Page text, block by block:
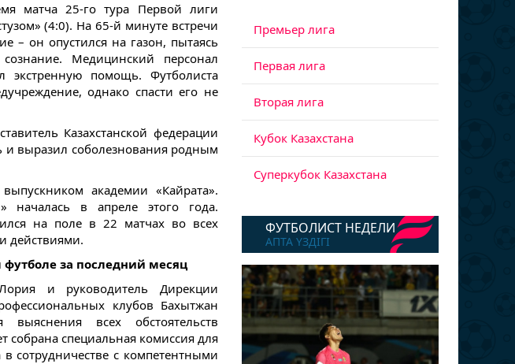
матча 25-го тура Первой лиги
(4:0). На 65-й минуте встречи
– он опустился на газон, пытаясь
Медицинский персонал
помощь. Футболиста
однако спасти его не
Казахстанской федерации
и выразил соболезнования родным
академии «Кайрата».
началась в апреле этого года.
на поле в 22 матчах во всех
действиями.
футболе за последний месяц
и руководитель Дирекции
клубов Бахытжан
всех обстоятельств
специальная комиссия для
сотрудничестве с компетентными
Премьер лига
Первая лига
Вторая лига
Кубок Казахстана
Суперкубок Казахстана
ФУТБОЛИСТ НЕДЕЛИ
АПТА ҮЗДІГІ